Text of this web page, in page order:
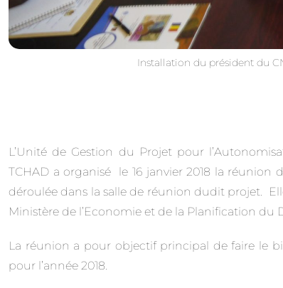
Installation du président du
L’Unité de Gestion du Projet pour
TCHAD a organisé le 16 janvier 2018 la réunion
déroulée dans la salle de réunion dudit projet.
Ministère de l’Economie et de la Planification
La réunion a pour objectif principal de faire le
pour l’année 2018.